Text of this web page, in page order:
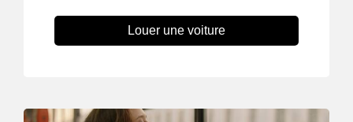
Louer une voiture